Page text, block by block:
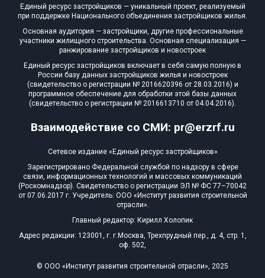
Многоквартирных домов
0 из 2
Блокированных домов
Квартир, апартаментов,
блоков в БД
0 из 13 339
Взаимодействие со СМИ: pr@erzrf.ru
Единый ресурс застройщиков — уникальный проект, реализуемый
при поддержке Национального объединения застройщиков жилья.
Основная аудитория — застройщики, другие профессиональные
участники жилищного строительства. Основная специализация —
ранжирование застройщиков и новостроек
Единый ресурс застройщиков включает в себя самую полную в
России базу данных застройщиков жилья и новостроек
(свидетельство о регистрации № 2016620396 от 28.03.2016) и
программное обеспечение для обработки этой базы данных
(свидетельство о регистрации № 2016613710 от 04.04.2016).
Сетевое издание «Единый ресурс застройщиков»
Зарегистрировано Федеральной службой по надзору в сфере
связи, информационных технологий и массовых коммуникаций
(Роскомнадзор). Свидетельство о регистрации ЭЛ № ФС 77–70042
от 07.06.2017 г. Учредитель: ООО «Институт развития строительной
отрасли».
Главный редактор: Кирилл Холопик
Адрес редакции: 123001, г. г.Москва, Трехпрудный пер., д. 4, стр. 1,
оф. 502,
© ООО «Институт развития строительной отрасли», 2025